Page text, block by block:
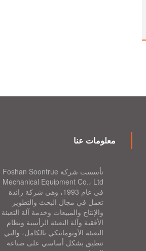
معلومات عنا
تأسست شركة Foshan Soontrue
Mechanical Equipment Co.، Ltd
في عام 1993، وهي شركة رائدة
تعمل في مجال البحث والتطوير
والإنتاج والمبيعات وخدمة آلة التعبئة
الأفقية وآلة التعبئة الرأسية ونظام
التعبئة الأوتوماتيكي بالكامل، والتي
تنطبق بشكل أساسي على صناعة